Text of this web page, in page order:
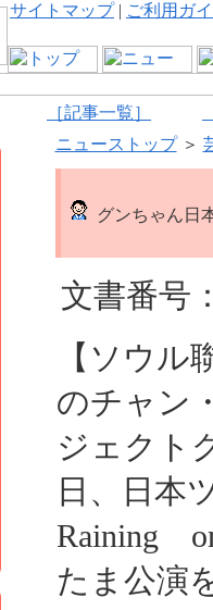
サイトマップ| ご利用ガ
［記事一覧］
ニューストップ＞
グンちゃん日
文書番号
【ソウル
のチャン
ジェクト
日、日
Raining
たま公演